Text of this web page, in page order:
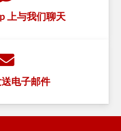
上与我们聊天
电子邮件